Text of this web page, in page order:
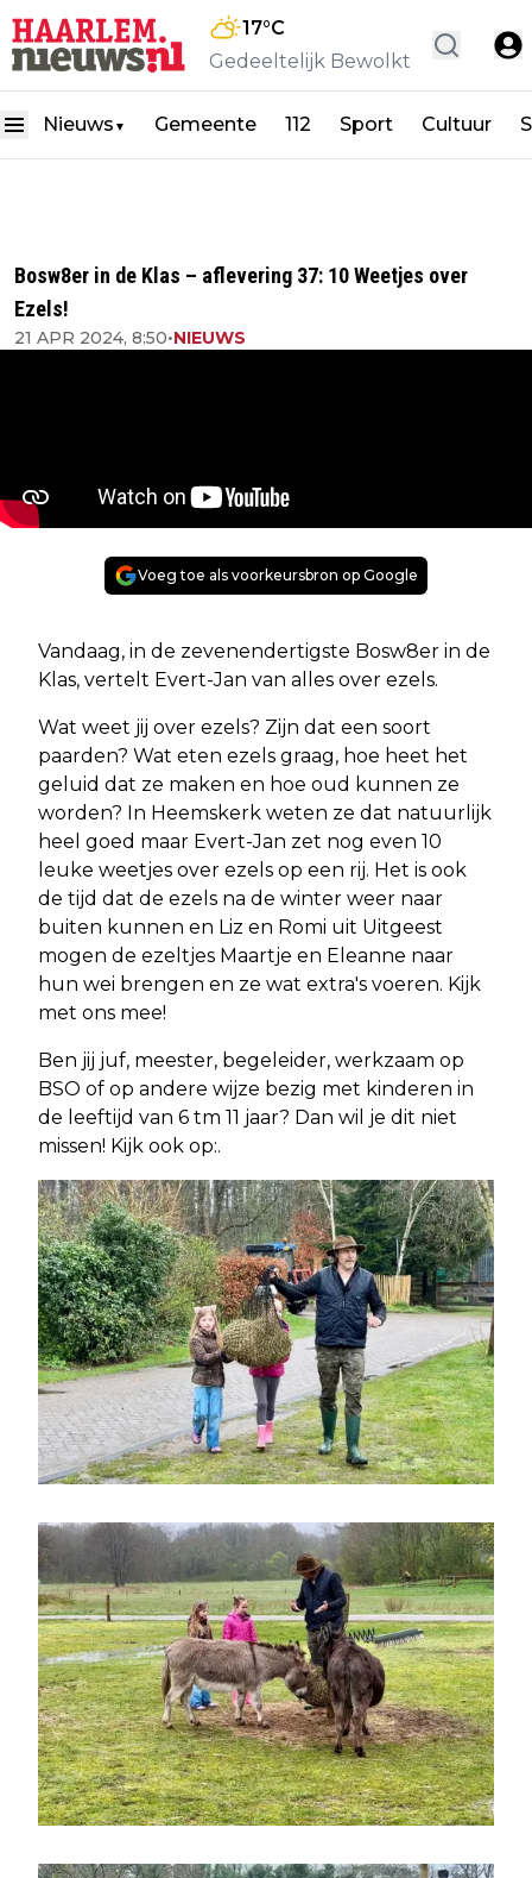
17°C
Gedeeltelijk Bewolkt
Nieuws ▼ Gemeente 112 Sport Cultuur
Bosw8er in de Klas – aflevering 37: 10 Weetjes over
Ezels!
21 APR 2024, 8:50•NIEUWS
Voeg toe als voorkeursbron op Google
Vandaag, in de zevenendertigste Bosw8er in de
Klas, vertelt Evert-Jan van alles over ezels.
Wat weet jij over ezels? Zijn dat een soort
paarden? Wat eten ezels graag, hoe heet het
geluid dat ze maken en hoe oud kunnen ze
worden? In Heemskerk weten ze dat natuurlijk
heel goed maar Evert-Jan zet nog even 10
leuke weetjes over ezels op een rij. Het is ook
de tijd dat de ezels na de winter weer naar
buiten kunnen en Liz en Romi uit Uitgeest
mogen de ezeltjes Maartje en Eleanne naar
hun wei brengen en ze wat extra's voeren. Kijk
met ons mee!
Ben jij juf, meester, begeleider, werkzaam op
BSO of op andere wijze bezig met kinderen in
de leeftijd van 6 tm 11 jaar? Dan wil je dit niet
missen! Kijk ook op:.